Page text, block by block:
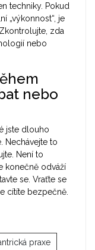
techniky. Pokud
„výkonnost“, je
zda
nebo
nebo
jste dlouho
Nechávejte to
Není to
konečně odváží
se. Vraťte se
cítíte bezpečně.
praxe